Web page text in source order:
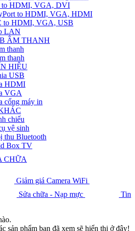
HDMI, VGA, DVI
to HDMI, VGA, HDMI
to HDMI, VGA, USB
LAN
ÂM THANH
thanh
thanh
HIỆU
USB
HDMI
VGA
cổng máy in
chiếu
vệ sinh
thu Bluetooth
Box TV
CHỮA
Giảm giá Camera WiFi
Sửa chữa - Nạp mực
Tin
sản phẩm bạn đã xem sẽ hiển thị ở đây!